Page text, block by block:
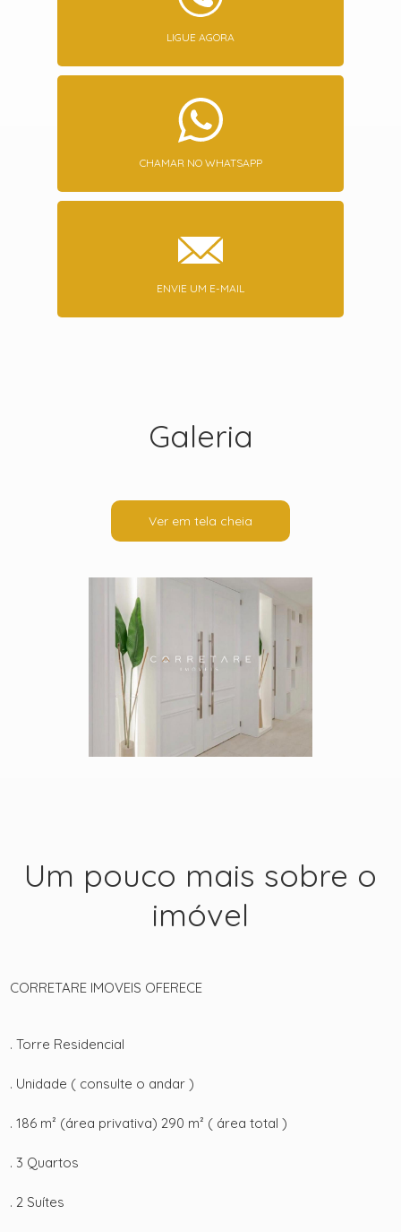
LIGUE AGORA
CHAMAR NO WHATSAPP
ENVIE UM E-MAIL
Galeria
Ver em tela cheia
Um pouco mais sobre o
imóvel
CORRETARE IMOVEIS OFERECE
. Torre Residencial
. Unidade ( consulte o andar )
. 186 m² (área privativa) 290 m² ( área total )
. 3 Quartos
. 2 Suítes